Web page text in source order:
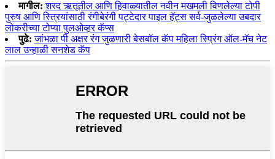
मागील: शरद ऋतूतील आणि हिवाळ्यातील नवीन मखमली विणलेल्या टोपी
पुरुष आणि स्त्रियांसाठी रंगीबेरंगी पट्टेदार पाइल हॅट्स सर्व-जुळलेल्या उबदार
लोकरीच्या टोप्या पुलओव्हर कॅप्स
पुढे: जांभळा पी अक्षर रंग जुळणारी बेसबॉल कॅप महिला स्प्रिंग ऑल-मॅच नेट
लाल उन्हाळी सनशेड कॅप